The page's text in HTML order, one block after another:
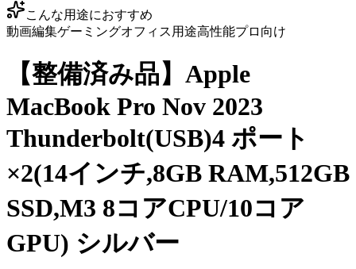
こんな用途におすすめ
動画編集ゲーミングオフィス用途高性能プロ向け
【整備済み品】Apple
MacBook Pro Nov 2023
Thunderbolt(USB)4 ポート
×2(14インチ,8GB RAM,512GB
SSD,M3 8コアCPU/10コア
GPU) シルバー